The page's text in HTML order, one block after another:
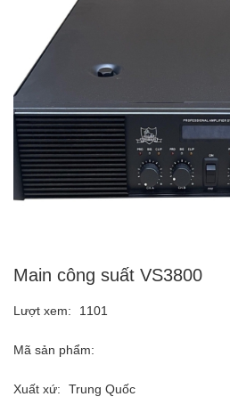
Main công suất VS3800
Lượt xem: 1101
Mã sản phẩm:
Xuất xứ: Trung Quốc